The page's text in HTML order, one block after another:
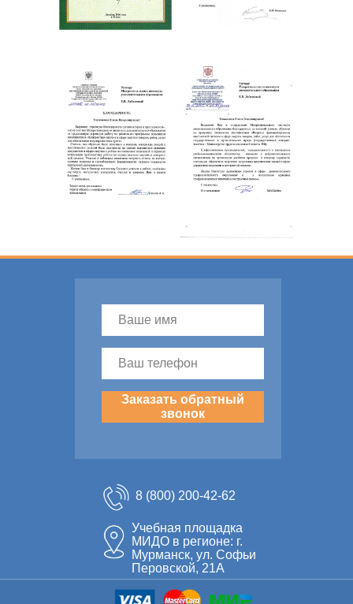
8 (800) 200-42-62
Учебная площадка
МИДО в регионе: г.
Мурманск, ул. Софьи
Перовской, 21А
Заказать обратный
звонок